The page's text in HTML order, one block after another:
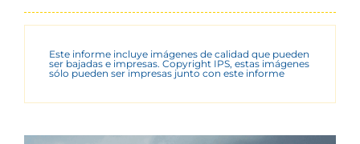
Este informe incluye imágenes de calidad que pueden
ser bajadas e impresas. Copyright IPS, estas imágenes
sólo pueden ser impresas junto con este informe